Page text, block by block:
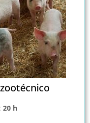
20 h